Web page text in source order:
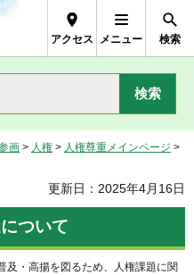
アクセス メニュー 検索
画 > 人権 > 人権尊重メインページ >
更新日：2025年4月16日
ついて
及・高揚を図るため、人権課題に関